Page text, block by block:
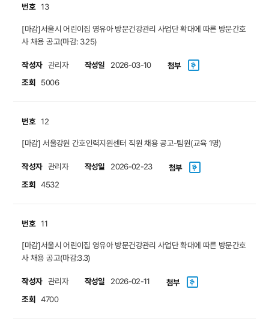
번호 13
[마감]서울시 어린이집 영유아 방문건강관리 사업단 확대에 따른 방문간호
사 채용 공고(마감: 3.25)
작성자 관리자 작성일 2026-03-10
첨부
조회 5006
번호 12
[마감] 서울강원 간호인력지원센터 직원 채용 공고-팀원(교육 1명)
작성자 관리자 작성일 2026-02-23
첨부
조회 4532
번호 11
[마감]서울시 어린이집 영유아 방문건강관리 사업단 확대에 따른 방문간호
사 채용 공고(마감:3.3)
작성자 관리자 작성일 2026-02-11
첨부
조회 4700